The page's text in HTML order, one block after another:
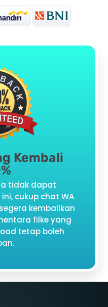
Kembali
tidak dapat
cukup chat WA
kembalikan
filke yang
tetap boleh